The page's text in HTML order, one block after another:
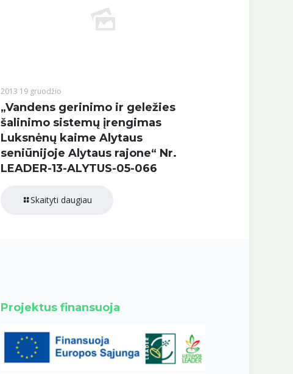
2013 19 gruodžio
„Vandens gerinimo ir geležies
šalinimo sistemų įrengimas
Luksnėnų kaime Alytaus
seniūnijoje Alytaus rajone“ Nr.
LEADER-13-ALYTUS-05-066
Skaityti daugiau
Projektus finansuoja